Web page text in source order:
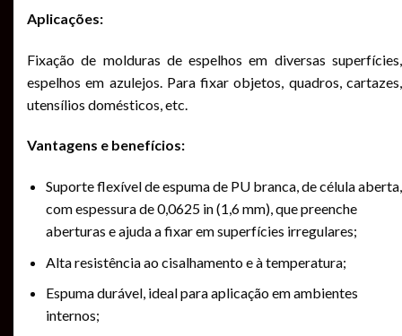
Aplicações:
Fixação de molduras de espelhos em diversas superfícies,
espelhos em azulejos. Para fixar objetos, quadros, cartazes,
utensílios domésticos, etc.
Vantagens e benefícios:
Suporte flexível de espuma de PU branca, de célula aberta,
com espessura de 0,0625 in (1,6 mm), que preenche
aberturas e ajuda a fixar em superfícies irregulares;
Alta resistência ao cisalhamento e à temperatura;
Espuma durável, ideal para aplicação em ambientes
internos;